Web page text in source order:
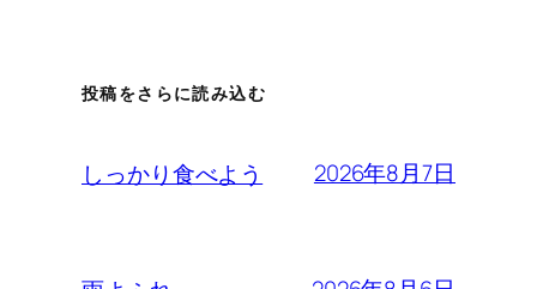
投稿をさらに読み込む
しっかり食べよう 2026年8月7日